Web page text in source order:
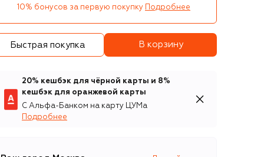
10% бонусов за первую покупку Подробнее
Быстрая покупка В корзину
20% кешбэк для чёрной карты и 8%
кешбэк для оранжевой карты
С Альфа-Банком на карту ЦУМа
Подробнее